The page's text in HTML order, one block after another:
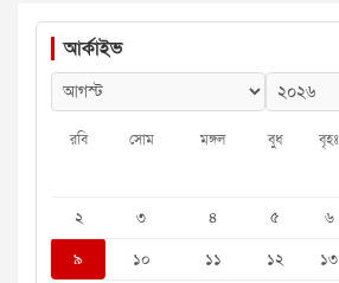
আর্কাইভ
রবি সোম মঙ্গল বুধ বৃহঃ
২
৩ ৪ ৫ ৬
৯
১০ ১১ ১২ ১৩